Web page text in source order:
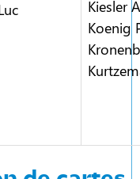
Kiesler
Koenig